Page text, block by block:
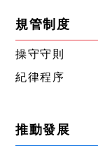
規管制度
操守守則
紀律程序
推動發展